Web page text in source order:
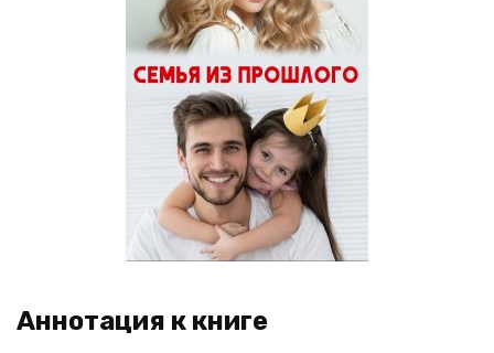
Аннотация к книге